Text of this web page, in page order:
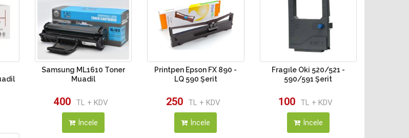
Samsung ML1610 Toner
Muadil
400 TL + KDV
İncele
Printpen Epson FX 890 -
LQ 590 Şerit
250 TL + KDV
İncele
Fragıle Oki 520/521 -
590/591 Şerit
100 TL + KDV
İncele